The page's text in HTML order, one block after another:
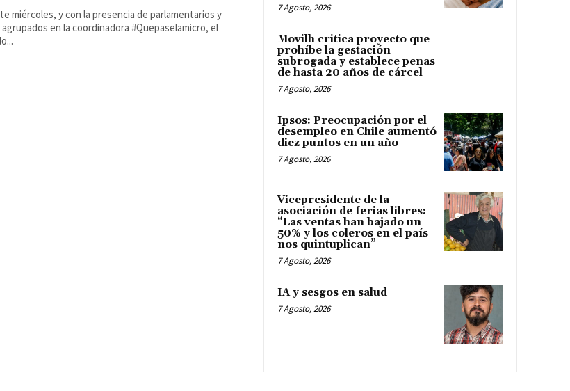
miércoles, y con la presencia de parlamentarios y
en la coordinadora #Quepaselamicro, el
7 Agosto, 2026
Movilh critica proyecto que
prohíbe la gestación
subrogada y establece penas
de hasta 20 años de cárcel
7 Agosto, 2026
Ipsos: Preocupación por el
desempleo en Chile aumentó
diez puntos en un año
7 Agosto, 2026
Vicepresidente de la
asociación de ferias libres:
“Las ventas han bajado un
50% y los coleros en el país
nos quintuplican”
7 Agosto, 2026
IA y sesgos en salud
7 Agosto, 2026